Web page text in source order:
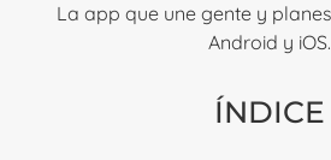
La app que une gente y
Android y iOS.
ÍNDICE